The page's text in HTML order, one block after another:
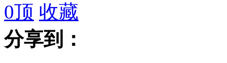
范冰冰公开爱姚晨
0顶 收藏
分享到：